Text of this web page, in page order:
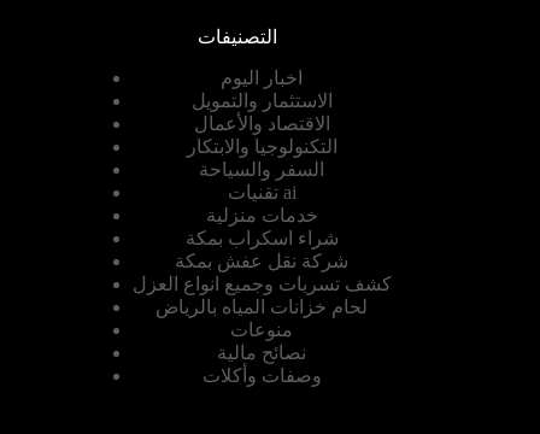
التصنيفات
اخبار اليوم
الاستثمار والتمويل
الاقتصاد والأعمال
التكنولوجيا والابتكار
السفر والسياحة
تقنيات ai
خدمات منزلية
شراء اسكراب بمكة
شركة نقل عفش بمكة
كشف تسربات وجميع انواع العزل
لحام خزانات المياه بالرياض
منوعات
نصائح مالية
وصفات وأكلات